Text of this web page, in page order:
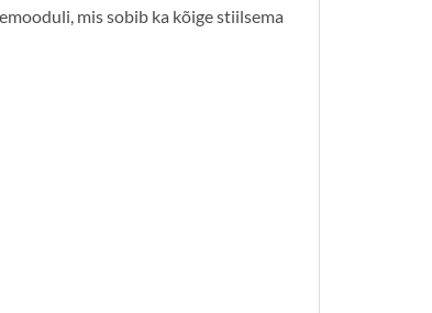
mis sobib ka kõige stiilsema